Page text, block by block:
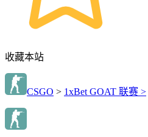
收藏本站
CSGO > 1xBet GOAT 联赛 >